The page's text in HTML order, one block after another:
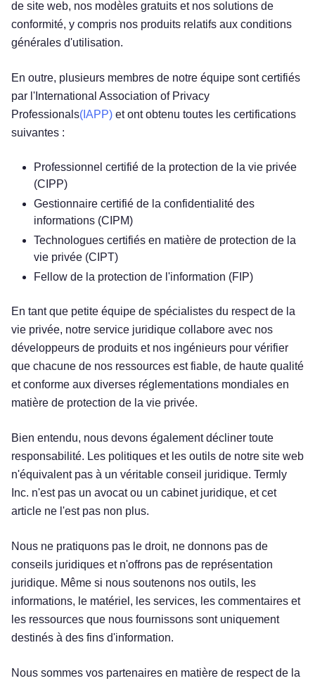
de site web, nos modèles gratuits et nos solutions de
conformité, y compris nos produits relatifs aux conditions
générales d'utilisation.
En outre, plusieurs membres de notre équipe sont certifiés
par l'International Association of Privacy
Professionals(IAPP) et ont obtenu toutes les certifications
suivantes :
Professionnel certifié de la protection de la vie privée
(CIPP)
Gestionnaire certifié de la confidentialité des
informations (CIPM)
Technologues certifiés en matière de protection de la
vie privée (CIPT)
Fellow de la protection de l'information (FIP)
En tant que petite équipe de spécialistes du respect de la
vie privée, notre service juridique collabore avec nos
développeurs de produits et nos ingénieurs pour vérifier
que chacune de nos ressources est fiable, de haute qualité
et conforme aux diverses réglementations mondiales en
matière de protection de la vie privée.
Bien entendu, nous devons également décliner toute
responsabilité. Les politiques et les outils de notre site web
n'équivalent pas à un véritable conseil juridique. Termly
Inc. n'est pas un avocat ou un cabinet juridique, et cet
article ne l'est pas non plus.
Nous ne pratiquons pas le droit, ne donnons pas de
conseils juridiques et n'offrons pas de représentation
juridique. Même si nous soutenons nos outils, les
informations, le matériel, les services, les commentaires et
les ressources que nous fournissons sont uniquement
destinés à des fins d'information.
Nous sommes vos partenaires en matière de respect de la